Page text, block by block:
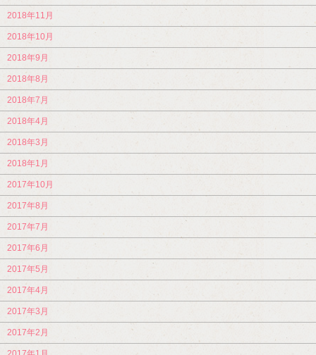
2018年11月
2018年10月
2018年9月
2018年8月
2018年7月
2018年4月
2018年3月
2018年1月
2017年10月
2017年8月
2017年7月
2017年6月
2017年5月
2017年4月
2017年3月
2017年2月